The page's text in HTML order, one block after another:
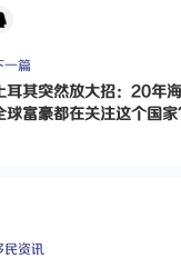
一篇
耳其突然放大招：20年
球富豪都在关注这个国家
民资讯